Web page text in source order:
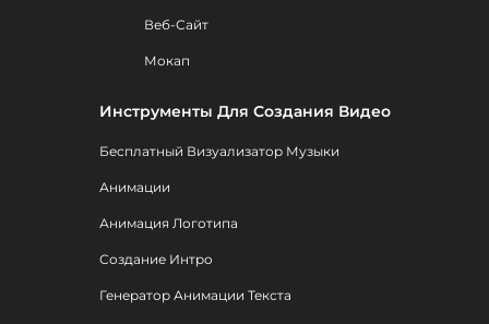
Веб-Сайт
Мокап
Инструменты Для Создания Видео
Бесплатный Визуализатор Музыки
Анимации
Анимация Логотипа
Создание Интро
Генератор Анимации Текста